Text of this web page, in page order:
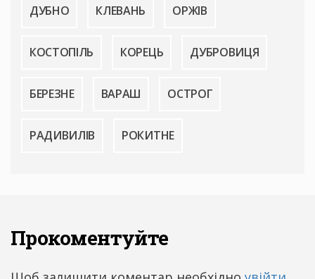
ДУБНО КЛЕВАНЬ ОРЖІВ
КОСТОПІЛЬ КОРЕЦЬ ДУБРОВИЦЯ
БЕРЕЗНЕ ВАРАШ ОСТРОГ
РАДИВИЛІВ РОКИТНЕ
Прокоментуйте